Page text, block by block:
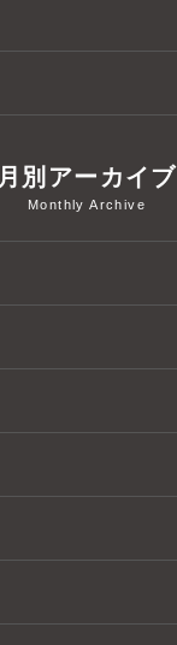
月別アーカイブ
Monthly Archive